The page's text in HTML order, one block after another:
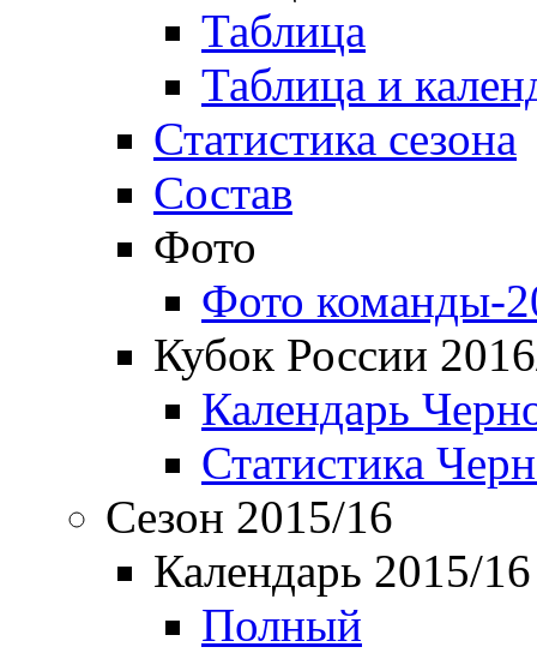
Таблица
Таблица и
Статистика сезона
Состав
Фото
Фото команды-
Кубок России
Календарь
Статистика
Сезон 2015/16
Календарь 2015/16
Полный